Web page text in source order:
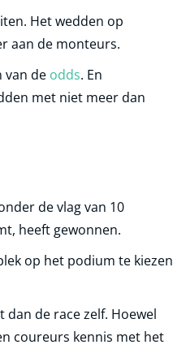
Het wedden op
aan de monteurs.
van de odds. En
met niet meer dan
de vlag van 10
heeft gewonnen.
op het podium te kiezen
de race zelf. Hoewel
coureurs kennis met het